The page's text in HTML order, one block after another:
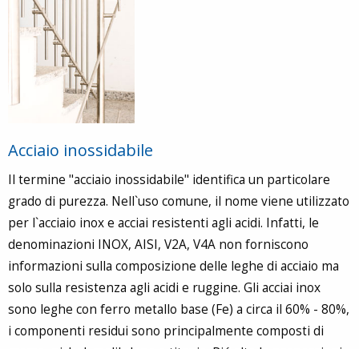
Acciaio inossidabile
Il termine "acciaio inossidabile" identifica un particolare
grado di purezza. Nell`uso comune, il nome viene utilizzato
per l`acciaio inox e acciai resistenti agli acidi. Infatti, le
denominazioni INOX, AISI, V2A, V4A non forniscono
informazioni sulla composizione delle leghe di acciaio ma
solo sulla resistenza agli acidi e ruggine. Gli acciai inox
sono leghe con ferro metallo base (Fe) a circa il 60% - 80%,
i componenti residui sono principalmente composti di